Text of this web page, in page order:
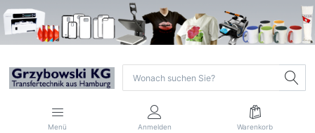
Menü Anmelden Warenkorb